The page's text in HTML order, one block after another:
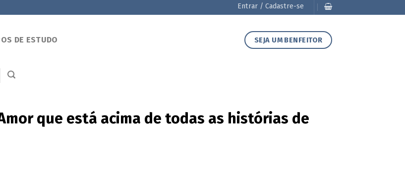
Entrar / Cadastre-se
DE ESTUDO SEJA UM BENFEITOR
que está acima de todas as histórias de